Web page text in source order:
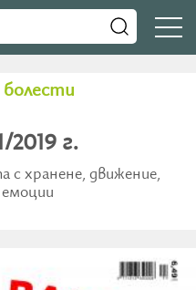
2019 г.
с хранене, движение,